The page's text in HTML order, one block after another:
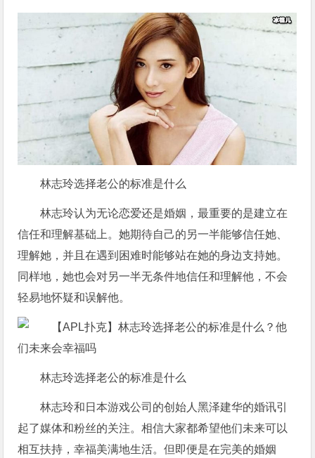
林志玲选择老公的标准是什么
林志玲认为无论恋爱还是婚姻，最重要的是建立在
信任和理解基础上。她期待自己的另一半能够信任她、
理解她，并且在遇到困难时能够站在她的身边支持她。
同样地，她也会对另一半无条件地信任和理解他，不会
轻易地怀疑和误解他。
林志玲选择老公的标准是什么
林志玲和日本游戏公司的创始人黑泽建华的婚讯引
起了媒体和粉丝的关注。相信大家都希望他们未来可以
相互扶持，幸福美满地生活。但即便是在完美的婚姻